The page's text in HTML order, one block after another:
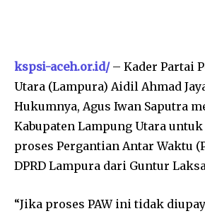
kspsi-aceh.or.id/– Kader Partai
Utara (Lampura) Aidil Ahmad
Hukumnya, Agus Iwan Saputra
Kabupaten Lampung Utara
proses Pergantian Antar Waktu
DPRD Lampura dari Guntur
“Jika proses PAW ini tidak